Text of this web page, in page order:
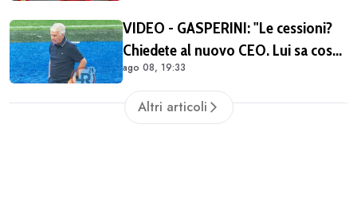
VIDEO - GASPERINI: "Le cessioni?
Chiedete al nuovo CEO. Lui sa cosa
può fare la Roma"
ago 08, 19:33
Altri articoli